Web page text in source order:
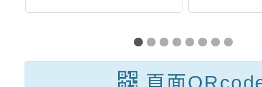
114年度「藝起
來尋美―教育部
推動國民中小學
年）─
籍領
師雙
頁面